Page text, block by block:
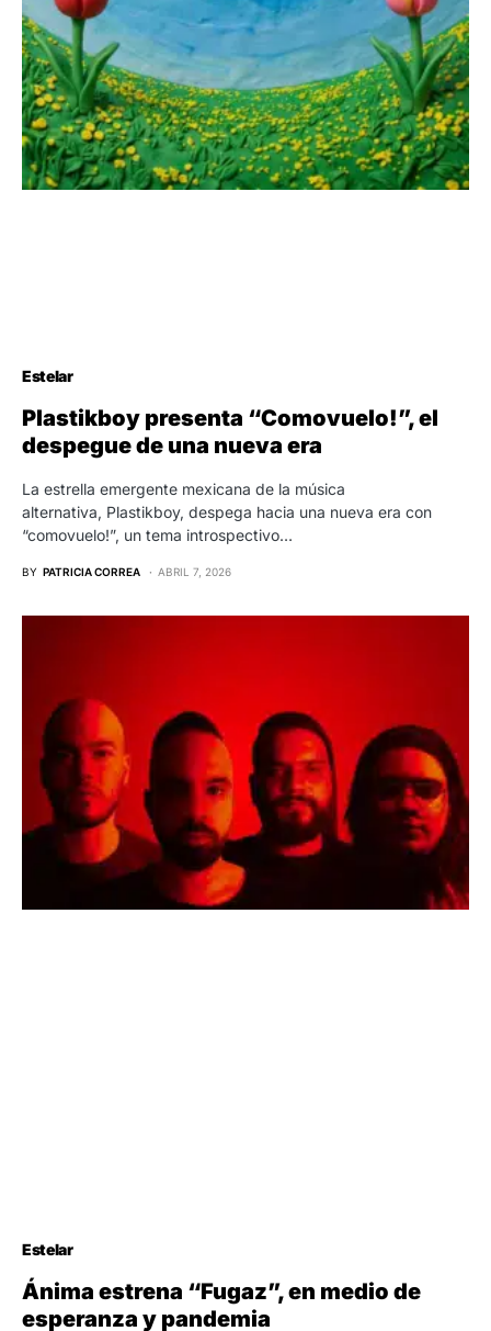
Estelar
Plastikboy presenta “Comovuelo!”, el
despegue de una nueva era
La estrella emergente mexicana de la música
alternativa, Plastikboy, despega hacia una nueva era con
“comovuelo!”, un tema introspectivo…
BY PATRICIA CORREA ABRIL 7, 2026
Estelar
Ánima estrena “Fugaz”, en medio de
esperanza y pandemia